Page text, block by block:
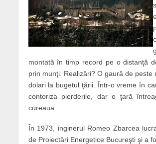
montată în timp record pe o distanţă
prin munţi. Realizări? O gaură de peste
dolari la bugetul ţării. Într-o vreme în
contoriza pierderile, dar o ţară
cureaua.
În 1973, inginerul Romeo Zbarcea
de Proiectări Energetice Bucureşti şi a